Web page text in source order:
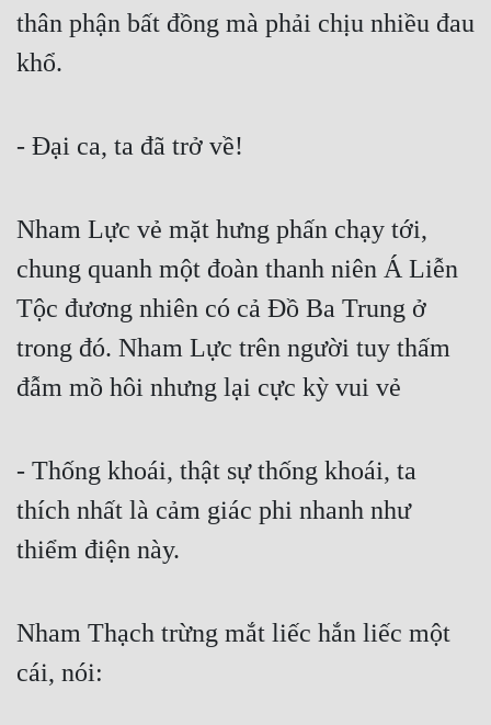
thân phận bất đồng mà phải chịu nhiều đau
khổ.
- Đại ca, ta đã trở về!
Nham Lực vẻ mặt hưng phấn chạy tới,
chung quanh một đoàn thanh niên Á Liễn
Tộc đương nhiên có cả Đồ Ba Trung ở
trong đó. Nham Lực trên người tuy thấm
đẫm mồ hôi nhưng lại cực kỳ vui vẻ
- Thống khoái, thật sự thống khoái, ta
thích nhất là cảm giác phi nhanh như
thiểm điện này.
Nham Thạch trừng mắt liếc hắn liếc một
cái, nói: